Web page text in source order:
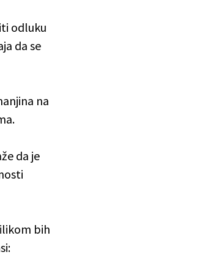
odluku
da se
na
da je
bih